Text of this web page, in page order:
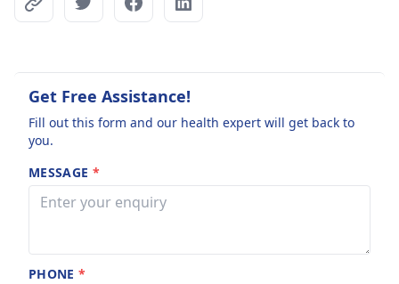
Get Free Assistance!
Fill out this form and our health expert will get back to
you.
MESSAGE *
PHONE*